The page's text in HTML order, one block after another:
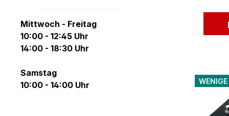
Mittwoch - Freitag
10:00 - 12:45 Uhr
14:00 - 18:30 Uhr
Samstag
10:00 - 14:00 Uhr
WENIGE